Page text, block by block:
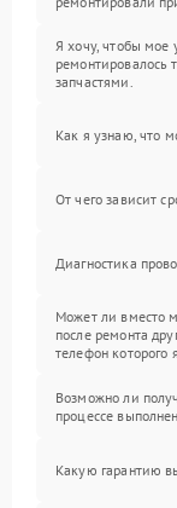
Я хочу, чтобы мое
ремонтировалось
запчастями.
Как я узнаю, что
От чего зависит
Диагностика
Может ли вместо
после ремонта
телефон которого
Возможно ли
процессе
Какую гарантию